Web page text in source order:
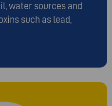
water sources and
such as lead,